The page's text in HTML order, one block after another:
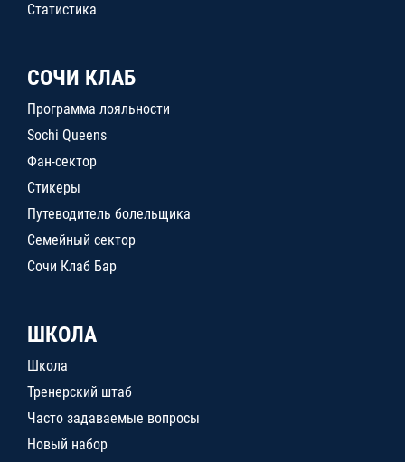
Статистика
СОЧИ КЛАБ
Программа лояльности
Sochi Queens
Фан-сектор
Стикеры
Путеводитель болельщика
Семейный сектор
Сочи Клаб Бар
ШКОЛА
Школа
Тренерский штаб
Часто задаваемые вопросы
Новый набор